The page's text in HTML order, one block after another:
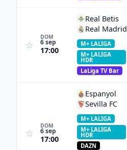
☆
DOM
6 sep
17:00
Real Betis
Real Madrid
M+ LALIGA
M+ LALIGA
HDR
LaLiga TV Bar
☆
DOM
6 sep
17:00
Espanyol
Sevilla FC
M+ LALIGA
M+ LALIGA
HDR
DAZN